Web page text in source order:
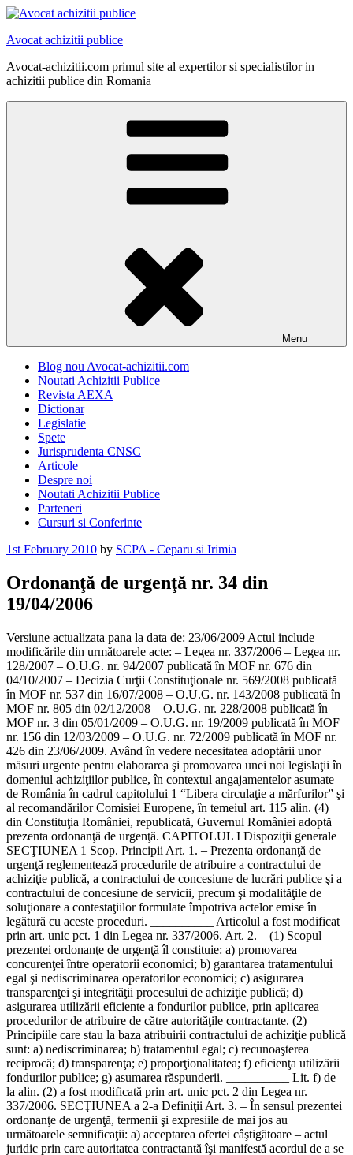
Skip
content
Avocat achizitii publice
Avocat-achizitii.com primul site al expertilor si specialistilor in
achizitii publice din Romania
Menu
Blog nou Avocat-achizitii.com
Noutati Achizitii Publice
Revista AEXA
Dictionar
Legislatie
Spete
Jurisprudenta CNSC
Articole
Despre noi
Noutati Achizitii Publice
Parteneri
Cursuri si Conferinte
Posted
1st February 2010 by SCPA - Ceparu si Irimia
Ordonanţă de urgenţă nr. 34 din
19/04/2006
Versiune actualizata pana la data de: 23/06/2009 Actul include
modificările din următoarele acte: – Legea nr. 337/2006 – Legea nr.
128/2007 – O.U.G. nr. 94/2007 publicată în MOF nr. 676 din
04/10/2007 – Decizia Curţii Constituţionale nr. 569/2008 publicată
în MOF nr. 537 din 16/07/2008 – O.U.G. nr. 143/2008 publicată în
MOF nr. 805 din 02/12/2008 – O.U.G. nr. 228/2008 publicată în
MOF nr. 3 din 05/01/2009 – O.U.G. nr. 19/2009 publicată în MOF
nr. 156 din 12/03/2009 – O.U.G. nr. 72/2009 publicată în MOF nr.
426 din 23/06/2009. Având în vedere necesitatea adoptării unor
măsuri urgente pentru elaborarea şi promovarea unei noi legislaţii în
domeniul achiziţiilor publice, în contextul angajamentelor asumate
de România în cadrul capitolului 1 “Libera circulaţie a mărfurilor” şi
al recomandărilor Comisiei Europene, în temeiul art. 115 alin. (4)
din Constituţia României, republicată, Guvernul României adoptă
prezenta ordonanţă de urgenţă. CAPITOLUL I Dispoziţii generale
SECŢIUNEA 1 Scop. Principii Art. 1. – Prezenta ordonanţă de
urgenţă reglementează procedurile de atribuire a contractului de
achiziţie publică, a contractului de concesiune de lucrări publice şi a
contractului de concesiune de servicii, precum şi modalităţile de
soluţionare a contestaţiilor formulate împotriva actelor emise în
legătură cu aceste proceduri. __________ Articolul a fost modificat
prin art. unic pct. 1 din Legea nr. 337/2006. Art. 2. – (1) Scopul
prezentei ordonanţe de urgenţă îl constituie: a) promovarea
concurenţei între operatorii economici; b) garantarea tratamentului
egal şi nediscriminarea operatorilor economici; c) asigurarea
transparenţei şi integrităţii procesului de achiziţie publică; d)
asigurarea utilizării eficiente a fondurilor publice, prin aplicarea
procedurilor de atribuire de către autorităţile contractante. (2)
Principiile care stau la baza atribuirii contractului de achiziţie publică
sunt: a) nediscriminarea; b) tratamentul egal; c) recunoaşterea
reciprocă; d) transparenţa; e) proporţionalitatea; f) eficienţa utilizării
fondurilor publice; g) asumarea răspunderii. __________ Lit. f) de
la alin. (2) a fost modificată prin art. unic pct. 2 din Legea nr.
337/2006. SECŢIUNEA a 2-a Definiţii Art. 3. – În sensul prezentei
ordonanţe de urgenţă, termenii şi expresiile de mai jos au
următoarele semnificaţii: a) acceptarea ofertei câştigătoare – actul
juridic prin care autoritatea contractantă îşi manifestă acordul de a se